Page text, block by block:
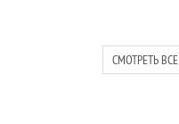
СМОТРЕТЬ ВСЕ